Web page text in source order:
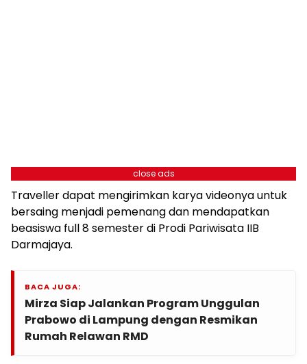
close ads
Traveller dapat mengirimkan karya videonya untuk
bersaing menjadi pemenang dan mendapatkan
beasiswa full 8 semester di Prodi Pariwisata IIB
Darmajaya.
BACA JUGA:
Mirza Siap Jalankan Program Unggulan
Prabowo di Lampung dengan Resmikan
Rumah Relawan RMD